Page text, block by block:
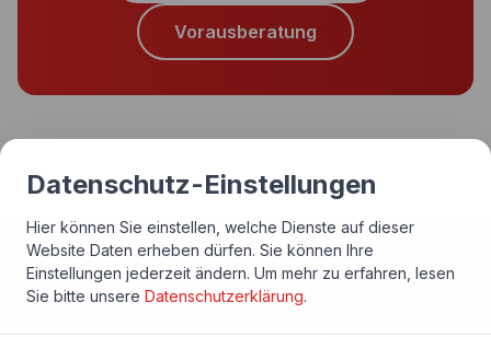
Vorausberatung
Und was kommt als
Datenschutz-Einstellungen
Hier können Sie einstellen, welche Dienste auf dieser
Website Daten erheben dürfen. Sie können Ihre
Einstellungen jederzeit ändern. Um mehr zu erfahren, lesen
Sie bitte unsere Datenschutzerklärung.